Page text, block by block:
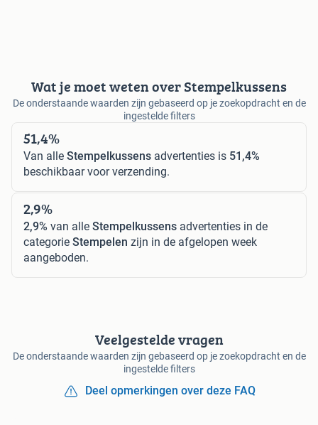
Wat je moet weten over Stempelkussens
De onderstaande waarden zijn gebaseerd op je zoekopdracht en de
ingestelde filters
51,4%
Van alle Stempelkussens advertenties is 51,4%
beschikbaar voor verzending.
2,9%
2,9% van alle Stempelkussens advertenties in de
categorie Stempelen zijn in de afgelopen week
aangeboden.
Veelgestelde vragen
De onderstaande waarden zijn gebaseerd op je zoekopdracht en de
ingestelde filters
Deel opmerkingen over deze FAQ